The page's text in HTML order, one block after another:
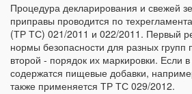
Процедура декларирования и свежей
приправы проводится по
(ТР ТС) 021/2011 и 022/2011. Первый
нормы безопасности для разных групп
второй - порядок их маркировки. Если в
содержатся пищевые добавки,
также применяется ТР ТС 029/2012.